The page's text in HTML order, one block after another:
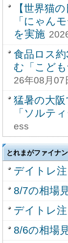
【世界猫
「にゃん
を実施
食品ロス
む「こど
26年08月07
猛暑の大
「ソルテ
ess
とれまがファイナ
デイトレ
8/7の相場
デイトレ
8/6の相場